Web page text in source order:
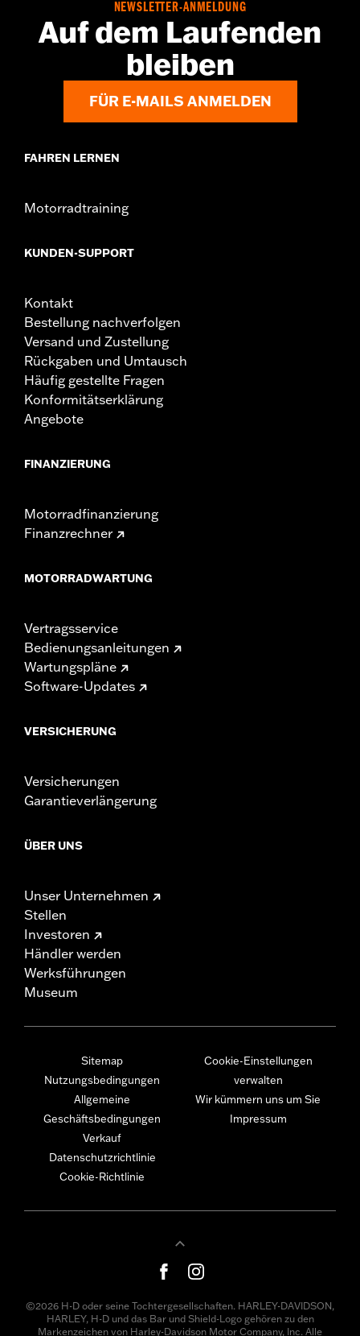
NEWSLETTER-ANMELDUNG
Auf dem Laufenden
bleiben
FÜR E-MAILS ANMELDEN
FAHREN LERNEN
Motorradtraining
KUNDEN-SUPPORT
Kontakt
Bestellung nachverfolgen
Versand und Zustellung
Rückgaben und Umtausch
Häufig gestellte Fragen
Konformitätserklärung
Angebote
FINANZIERUNG
Motorradfinanzierung
Finanzrechner
MOTORRADWARTUNG
Vertragsservice
Bedienungsanleitungen
Wartungspläne
Software-Updates
VERSICHERUNG
Versicherungen
Garantieverlängerung
ÜBER UNS
Unser Unternehmen
Stellen
Investoren
Händler werden
Werksführungen
Museum
Sitemap
Nutzungsbedingungen
Allgemeine
Geschäftsbedingungen
Verkauf
Datenschutzrichtlinie
Cookie-Richtlinie
Cookie-Einstellungen
verwalten
Wir kümmern uns um Sie
Impressum
©2026 H-D oder seine Tochtergesellschaften. HARLEY-DAVIDSON,
HARLEY, H-D und das Bar und Shield-Logo gehören zu den
Markenzeichen von Harley-Davidson Motor Company, Inc. Alle